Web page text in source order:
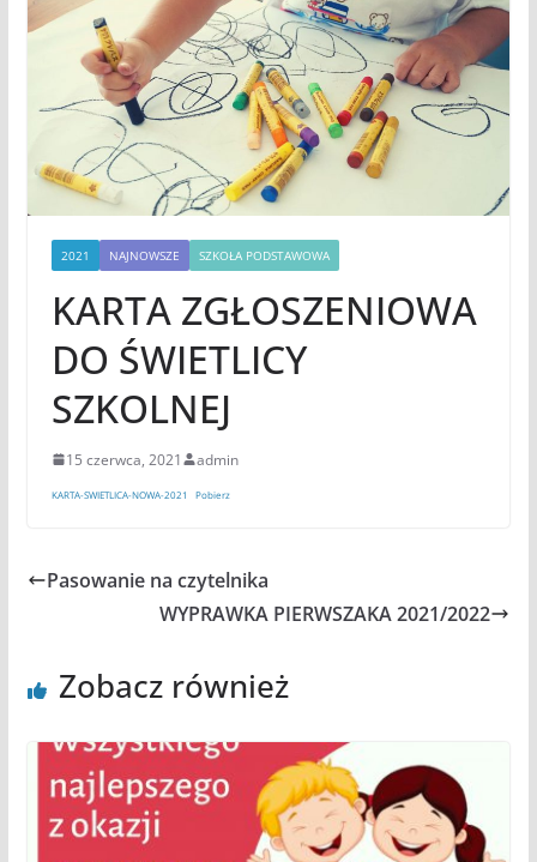
2021 NAJNOWSZE SZKOŁA PODSTAWOWA
KARTA ZGŁOSZENIOWA
DO ŚWIETLICY
SZKOLNEJ
15 czerwca, 2021 admin
KARTA-SWIETLICA-NOWA-2021 Pobierz
Pasowanie na czytelnika
WYPRAWKA PIERWSZAKA 2021/2022
Zobacz również